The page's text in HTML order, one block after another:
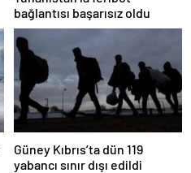
bağlantısı başarısız oldu
Güney Kıbrıs’ta dün 119
yabancı sınır dışı edildi